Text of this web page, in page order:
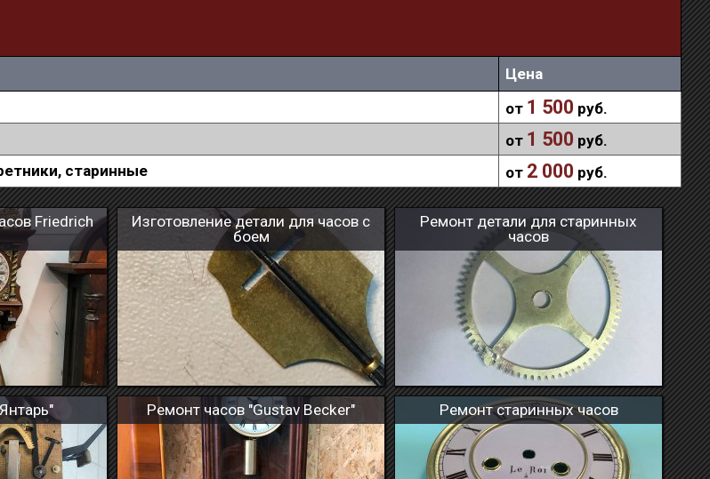
Цена
от 1 500 руб.
от 1 500 руб.
старинные
от 2 000 руб.
Friedrich
Изготовление детали для часов с
боем
Ремонт детали для старинных
часов
Ремонт часов "Gustav Becker" Ремонт старинных часов